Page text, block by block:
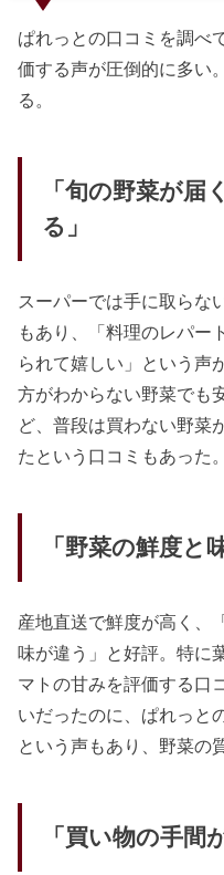
ぱれっとの口コミを調べ
価する声が圧倒的に多い
る。
「旬の野菜が届
る」
スーパーでは手に取らな
もあり、「料理のレパー
られて嬉しい」という声
方がわからない野菜でも
ど、普段は買わない野菜
たという口コミもあった。
「野菜の鮮度と
産地直送で鮮度が高く、
味が違う」と好評。特に
マトの甘みを評価する口
いだったのに、ぱれっと
という声もあり、野菜の
「買い物の手間